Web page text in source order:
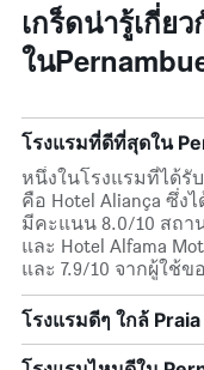
เกร็ดน่ารู้เกี่ย
ใน
โรงแรมที่ดีที่สุดใน
หนึ่งในโรงแรมที่ได้รั
คือ Hotel Aliança ซึ่ง
มีคะแนน 8.0/10 สถา
และ Hotel Alfama
และ 7.9/10 จากผู้ใช้ข
โรงแรมดีๆ ใกล้